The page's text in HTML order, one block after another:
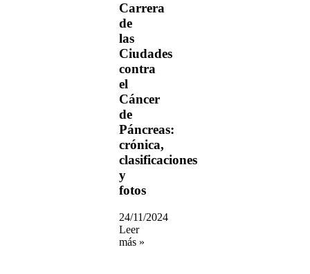
Carrera
de
las
Ciudades
contra
el
Cáncer
de
Páncreas:
crónica,
clasificaciones
y
fotos
24/11/2024
Leer
más »